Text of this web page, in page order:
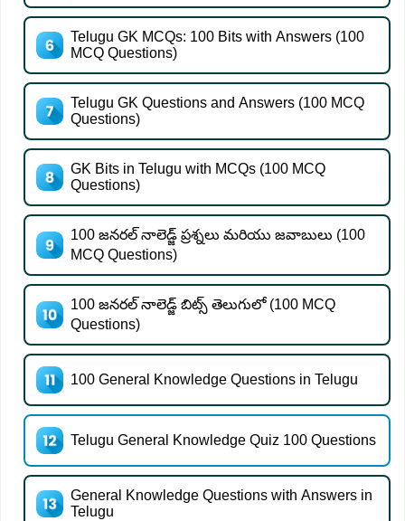
Telugu GK MCQs: 100 Bits with Answers (100
MCQ Questions)
Telugu GK Questions and Answers (100 MCQ
Questions)
GK Bits in Telugu with MCQs (100 MCQ
Questions)
100 జనరల్ నాలెడ్జ్ ప్రశ్నలు మరియు జవాబులు (100
MCQ Questions)
100 జనరల్ నాలెడ్జ్ బిట్స్ తెలుగులో (100 MCQ
Questions)
100 General Knowledge Questions in Telugu
Telugu General Knowledge Quiz 100 Questions
General Knowledge Questions with Answers in
Telugu